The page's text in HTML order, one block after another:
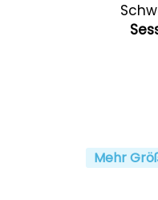
Mehr